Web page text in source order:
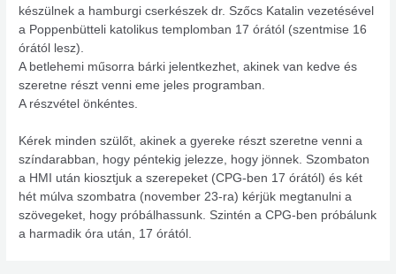
készülnek a hamburgi cserkészek dr. Szőcs Katalin vezetésével
a Poppenbütteli katolikus templomban 17 órától (szentmise 16
órától lesz).
A betlehemi műsorra bárki jelentkezhet, akinek van kedve és
szeretne részt venni eme jeles programban.
A részvétel önkéntes.
Kérek minden szülőt, akinek a gyereke részt szeretne venni a
színdarabban, hogy péntekig jelezze, hogy jönnek. Szombaton
a HMI után kiosztjuk a szerepeket (CPG-ben 17 órától) és két
hét múlva szombatra (november 23-ra) kérjük megtanulni a
szövegeket, hogy próbálhassunk. Szintén a CPG-ben próbálunk
a harmadik óra után, 17 órától.